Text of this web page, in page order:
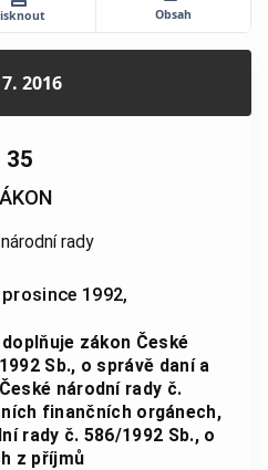
Obsah
2016
35
rady
1992,
zákon České
Sb., o správě daní a
národní rady č.
finančních orgánech,
rady č. 586/1992 Sb., o
z příjmů